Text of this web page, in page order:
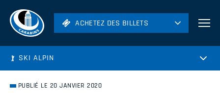
ACHETEZ DES BILLETS
ACHETEZ DES BILLETS
SKI ALPIN
PUBLIÉ LE 20 JANVIER 2020